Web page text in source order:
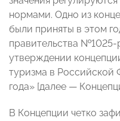
нормами. Одно из
были приняты в этом
правительства №1025-
утверждении
туризма в Российской
года» [далее —
В Концепции четко